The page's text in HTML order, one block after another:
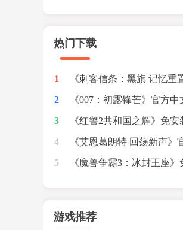
热门下载
1 《刺客信条：黑旗 记忆重
[v2678|DenuvOwO绕d密版]
2 《007：初露锋芒》官方中
[v1.0.6(Build.23909702)|绕
3 《红警2共和国之辉》免
[v1.1]
4 《艾恩葛朗特 回荡新声》
[Build.24104689|绕D密版]
5 《魔兽争霸3：冰封王座
游戏推荐